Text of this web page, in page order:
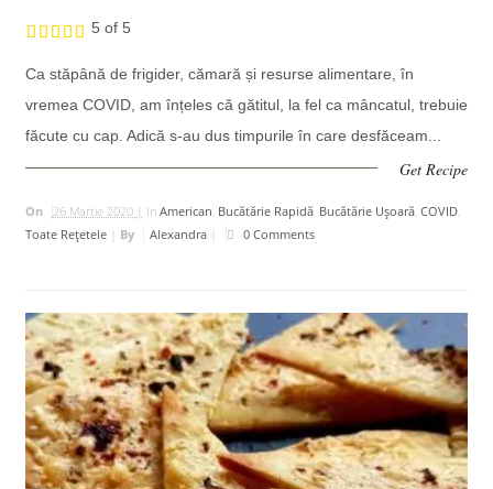
5 of 5
Ca stăpână de frigider, cămară și resurse alimentare, în
vremea COVID, am înțeles că gătitul, la fel ca mâncatul, trebuie
făcute cu cap. Adică s-au dus timpurile în care desfăceam...
Get Recipe
On 26 Martie 2020 | In American, Bucătărie Rapidă, Bucătărie Uşoară, COVID,
Toate Rețetele| By Alexandra| 0 Comments